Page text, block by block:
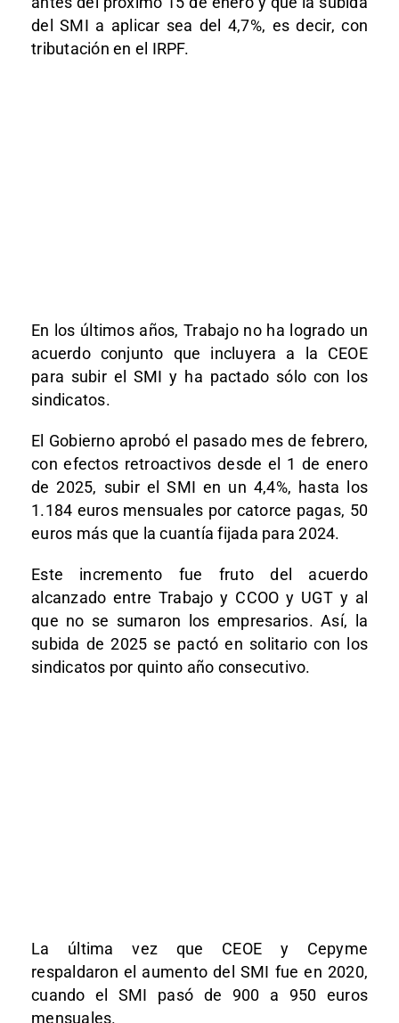
del SMI a aplicar sea del 4,7%, es decir, con
tributación en el IRPF.
En los últimos años, Trabajo no ha logrado un
acuerdo conjunto que incluyera a la CEOE
para subir el SMI y ha pactado sólo con los
sindicatos.
El Gobierno aprobó el pasado mes de febrero,
con efectos retroactivos desde el 1 de enero
de 2025, subir el SMI en un 4,4%, hasta los
1.184 euros mensuales por catorce pagas, 50
euros más que la cuantía fijada para 2024.
Este incremento fue fruto del acuerdo
alcanzado entre Trabajo y CCOO y UGT y al
que no se sumaron los empresarios. Así, la
subida de 2025 se pactó en solitario con los
sindicatos por quinto año consecutivo.
La última vez que CEOE y Cepyme
respaldaron el aumento del SMI fue en 2020,
cuando el SMI pasó de 900 a 950 euros
mensuales.